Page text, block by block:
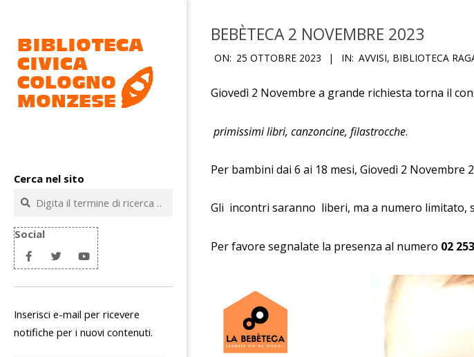
contenuto
civica
Cologno
Monzese
Cerca nel sito
Cerca
Social
Inserisci e-mail per ricevere
notifiche per i nuovi contenuti.
BEBÈTECA 2 NOVEMBRE 2023
ON: 25 OTTOBRE 2023 IN: AVVISI, BIBLIOTECA
Giovedì 2 Novembre a grande richiesta torna il
primissimi libri, canzoncine, filastrocche.
Per bambini dai 6 ai 18 mesi, Giovedì 2 Novembre
Gli incontri saranno liberi, ma a numero limitato,
Per favore segnalate la presenza al numero 02